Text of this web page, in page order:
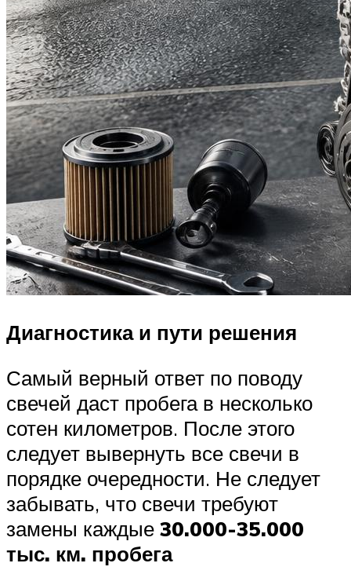
Диагностика и пути решения
Самый верный ответ по поводу
свечей даст пробега в несколько
сотен километров. После этого
следует вывернуть все свечи в
порядке очередности. Не следует
забывать, что свечи требуют
замены каждые 30.000-35.000
тыс. км. пробега